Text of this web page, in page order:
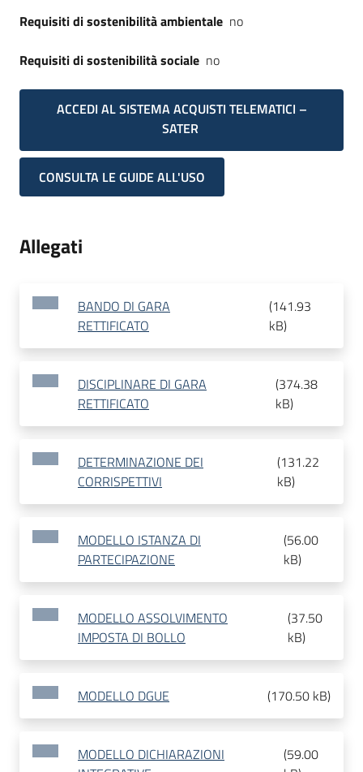
Requisiti di sostenibilità ambientale no
Requisiti di sostenibilità sociale no
ACCEDI AL SISTEMA ACQUISTI TELEMATICI –
SATER
CONSULTA LE GUIDE ALL'USO
Allegati
BANDO DI GARA
RETTIFICATO
(141.93
kB)
DISCIPLINARE DI GARA
RETTIFICATO
(374.38
kB)
DETERMINAZIONE DEI
CORRISPETTIVI
(131.22
kB)
MODELLO ISTANZA DI
PARTECIPAZIONE
(56.00
kB)
MODELLO ASSOLVIMENTO
IMPOSTA DI BOLLO
(37.50
kB)
MODELLO DGUE (170.50 kB)
MODELLO DICHIARAZIONI
(59.00